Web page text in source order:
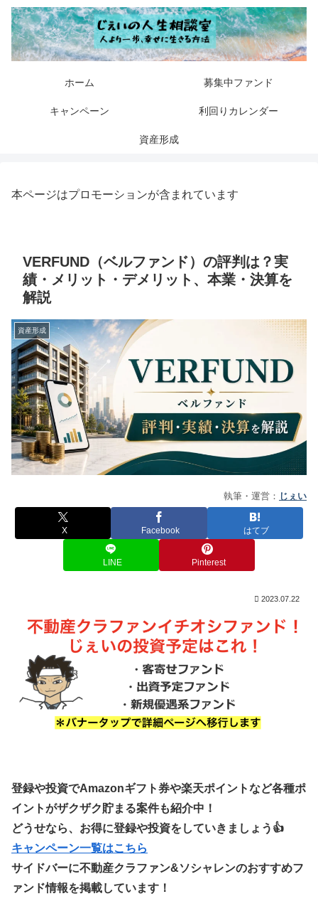
ホーム 募集中ファンド
キャンペーン 利回りカレンダー
資産形成
本ページはプロモーションが含まれています
VERFUND（ベルファンド）の評判は？実
績・メリット・デメリット、本業・決算を
解説
資産形成
執筆・運営： じぇい
X Facebook はてブ
LINE Pinterest
2023.07.22
登録や投資でAmazonギフト券や楽天ポイントなど各種ポ
イントがザクザク貯まる案件も紹介中！
どうせなら、お得に登録や投資をしていきましょう👍
キャンペーン一覧はこちら
サイドバーに不動産クラファン&ソシャレンのおすすめフ
ァンド情報を掲載しています！